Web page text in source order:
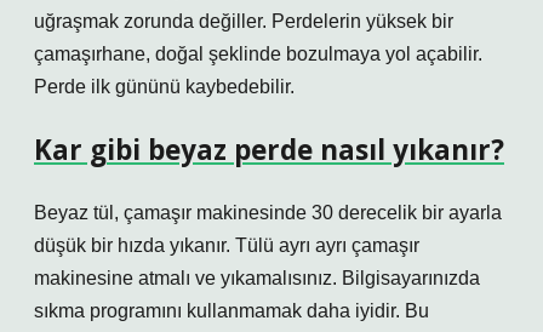
uğraşmak zorunda değiller. Perdelerin yüksek bir
çamaşırhane, doğal şeklinde bozulmaya yol açabilir.
Perde ilk gününü kaybedebilir.
Kar gibi beyaz perde nasıl yıkanır?
Beyaz tül, çamaşır makinesinde 30 derecelik bir ayarla
düşük bir hızda yıkanır. Tülü ayrı ayrı çamaşır
makinesine atmalı ve yıkamalısınız. Bilgisayarınızda
sıkma programını kullanmamak daha iyidir. Bu